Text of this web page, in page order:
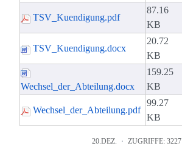
TSV_Kuendigung.pdf
87.16
KB
TSV_Kuendigung.docx
20.72
KB
Wechsel_der_Abteilung.docx
159.25
KB
Wechsel_der_Abteilung.pdf
99.27
KB
20.DEZ. ZUGRIFFE: 3227